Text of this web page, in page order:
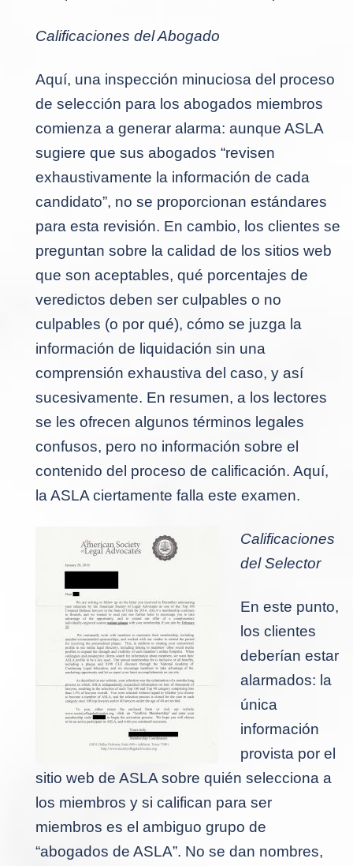
Calificaciones del Abogado
Aquí, una inspección minuciosa del proceso
de selección para los abogados miembros
comienza a generar alarma: aunque ASLA
sugiere que sus abogados “revisen
exhaustivamente la información de cada
candidato”, no se proporcionan estándares
para esta revisión. En cambio, los clientes se
preguntan sobre la calidad de los sitios web
que son aceptables, qué porcentajes de
veredictos deben ser culpables o no
culpables (o por qué), cómo se juzga la
información de liquidación sin una
comprensión exhaustiva del caso, y así
sucesivamente. En resumen, a los lectores
se les ofrecen algunos términos legales
confusos, pero no información sobre el
contenido del proceso de calificación. Aquí,
la ASLA ciertamente falla este examen.
Calificaciones
del Selector
En este punto,
los clientes
deberían estar
alarmados: la
única
información
provista por el
sitio web de ASLA sobre quién selecciona a
los miembros y si califican para ser
miembros es el ambiguo grupo de
“abogados de ASLA”. No se dan nombres,